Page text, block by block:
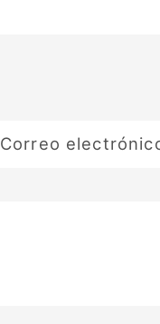
Correo